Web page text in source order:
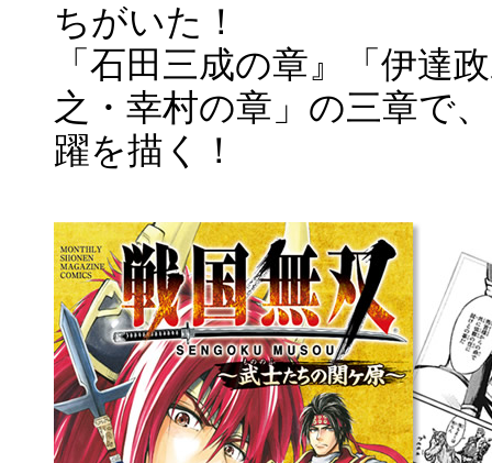
ちがいた！
「石田三成の章』「伊達
之・幸村の章」の三章で
躍を描く！